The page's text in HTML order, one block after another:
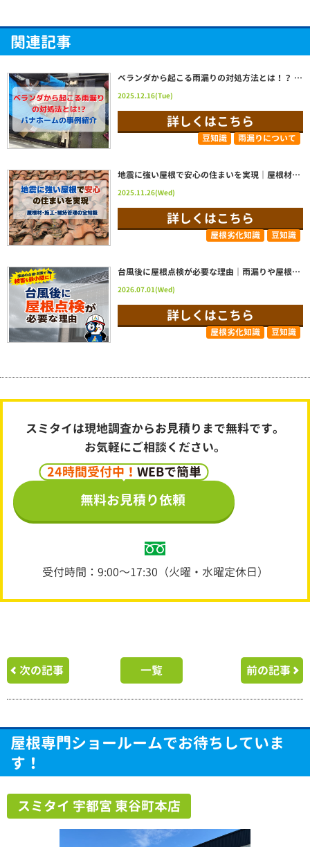
関連記事
ベランダから起こる雨漏りの対処方法とは！？ パナホームのベランダ修理事例紹介|栃木県宇都宮市 屋根リフォーム・雨漏りならスミタイへ
2025.12.16(Tue)
詳しくはこちら
豆知識 雨漏りについて
地震に強い屋根で安心の住まいを実現｜屋根材・施工・維持管理の全知識
2025.11.26(Wed)
詳しくはこちら
屋根劣化知識 豆知識
台風後に屋根点検が必要な理由｜雨漏りや屋根被害を防ぐために早めの点検がおすすめ
2026.07.01(Wed)
詳しくはこちら
屋根劣化知識 豆知識
スミタイは現地調査からお見積りまで無料です。
お気軽にご相談ください。
24時間受付中！ WEBで簡単
無料お見積り依頼
受付時間：9:00～17:30（火曜・水曜定休日）
次の記事 一覧 前の記事
屋根専門ショールームでお待ちしていま
す！
スミタイ 宇都宮 東谷町本店